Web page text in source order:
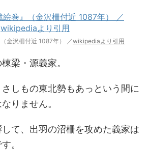
金沢柵付近 1087年） ／wikipediaより引用
梁・源義家。
しもの東北勢もあっという間に
りません。
て、出羽の沼柵を攻めた義家は
。